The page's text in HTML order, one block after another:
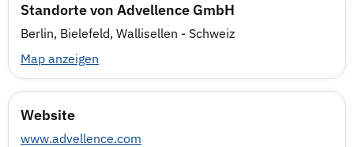
Standorte von Advellence GmbH
Berlin, Bielefeld, Wallisellen - Schweiz
Map anzeigen
Website
www.advellence.com